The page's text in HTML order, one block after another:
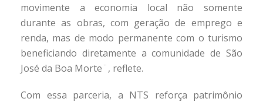
movimente a economia local não somente
durante as obras, com geração de emprego e
renda, mas de modo permanente com o turismo
beneficiando diretamente a comunidade de São
José da Boa Morte¨, reflete.
Com essa parceria, a NTS reforça patrimônio